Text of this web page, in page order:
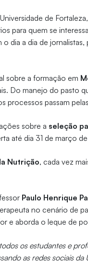
de
para quem se
dia a dia de jornalistas,
sobre a formação em
Do manejo do pasto
processos passam
sobre a seleção
até dia 31 de março
Nutrição, cada vez
Paulo Henrique
no cenário de
e aborda o leque de
os estudantes e
as redes sociais da